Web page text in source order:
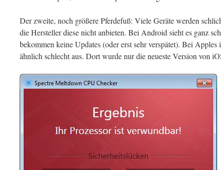
Der zweite, noch größere Pferdefuß: Viele Geräte werden
die Hersteller diese nicht anbieten. Bei Android sieht es ganz
bekommen keine Updates (oder erst sehr verspätet). Bei
ähnlich schlecht aus. Dort wurde nur die neueste Version von